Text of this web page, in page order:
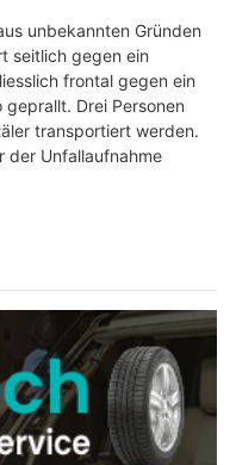
unbekannten Gründen
seitlich gegen ein
frontal gegen ein
Drei Personen
transportiert werden.
der Unfallaufnahme